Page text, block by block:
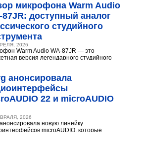
микрофона Warm Audio
доступный аналог
студийного
2026
Warm Audio WA‑87JR — это
версия легендарного студийного
анонсировала
22 и microAUDIO
2026
новую линейку
microAUDIO, которые